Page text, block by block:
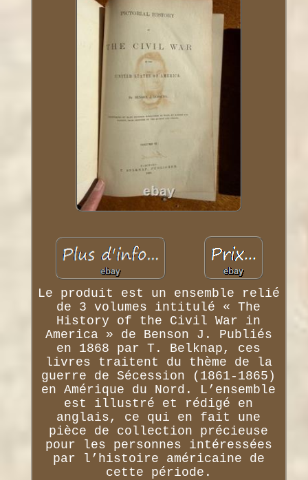
Le produit est un ensemble relié
de 3 volumes intitulé « The
History of the Civil War in
America » de Benson J. Publiés
en 1868 par T. Belknap, ces
livres traitent du thème de la
guerre de Sécession (1861-1865)
en Amérique du Nord. L’ensemble
est illustré et rédigé en
anglais, ce qui en fait une
pièce de collection précieuse
pour les personnes intéressées
par l’histoire américaine de
cette période.